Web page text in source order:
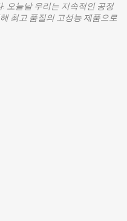
오늘날 우리는 지속적인 공정
최고 품질의 고성능 제품으로